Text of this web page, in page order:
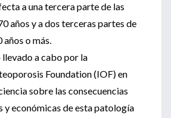
a una tercera parte de las
años y a dos terceras partes de
años o más.
llevado a cabo por la
Foundation (IOF) en
sobre las consecuencias
y económicas de esta patología